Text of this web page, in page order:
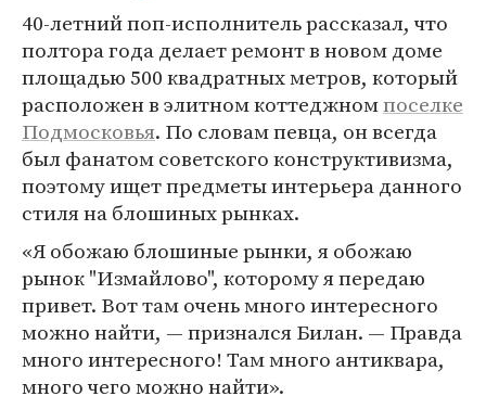
40-летний поп-исполнитель рассказал, что
полтора года делает ремонт в новом доме
площадью 500 квадратных метров, который
расположен в элитном коттеджномпоселке
Подмосковья. По словам певца, он всегда
был фанатом советского конструктивизма,
поэтому ищет предметы интерьера данного
стиля на блошиных рынках.
«Я обожаю блошиные рынки, я обожаю
рынок "Измайлово", которому я передаю
привет. Вот там очень много интересного
можно найти, — признался Билан. — Правда
много интересного! Там много антиквара,
много чего можно найти».